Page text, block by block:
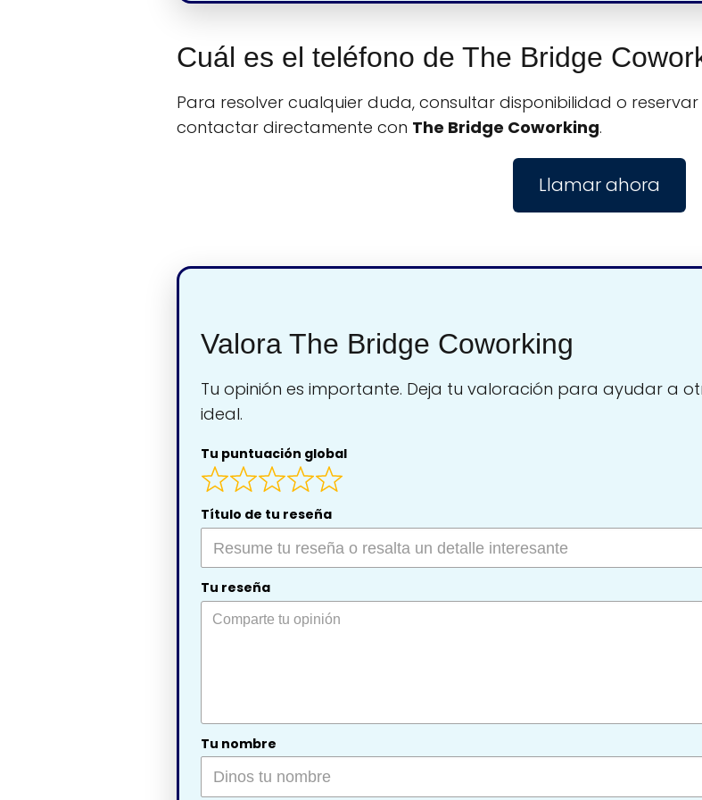
Cuál es el teléfono de The Bridge
Para resolver cualquier duda, consultar disponibilidad o
contactar directamente con The Bridge Coworking.
Llamar ahora
Valora The Bridge Coworking
Tu opinión es importante. Deja tu valoración para ayudar a
ideal.
Tu puntuación global
Título de tu reseña
Tu reseña
Tu nombre